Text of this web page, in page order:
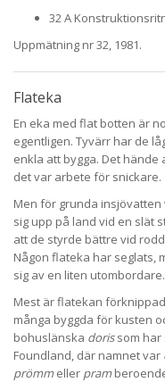
32 A
Uppmätning nr 32, 1981.
Flateka
En eka med flat botten är
egentligen. Tyvärr har de
enkla att bygga. Det
det var arbete för snickare.
Men för grunda
sig upp på land vid en slät
att de styrde bättre vid
Någon flateka har seglats,
sig av en liten utombordare.
Mest är flatekan
många byggda för kusten
bohuslänska dorissom har
Foundland, där namnet var
prömmeller pram